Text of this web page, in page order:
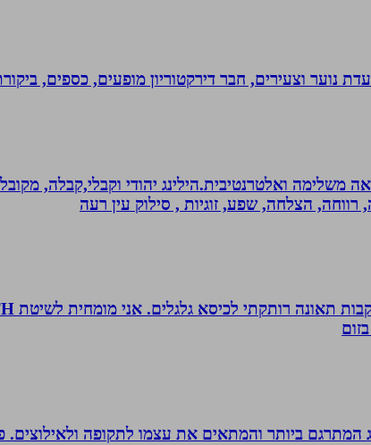
נוער וצעירים, חבר דירקטוריון מופעים, כספים,
משלימה ואלטרנטיבית.הילינג יהודי וקבלי,קבלה,
רווחה, הצלחה, שפע, זוגיות , סילוק עין רעה
המתרגם ביותר והמתאים את עצמו לתקופה